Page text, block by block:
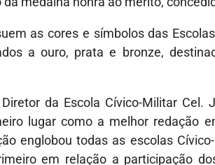
as cores e símbolos das
a ouro, prata e bronze,
da Escola Cívico-Militar Cel.
lugar como a melhor redação
englobou todas as escolas
em relação a participação